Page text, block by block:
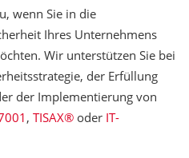
wenn Sie in die
Ihres Unternehmens
Wir unterstützen Sie bei
der Erfüllung
der Implementierung von
, TISAX® oder IT-